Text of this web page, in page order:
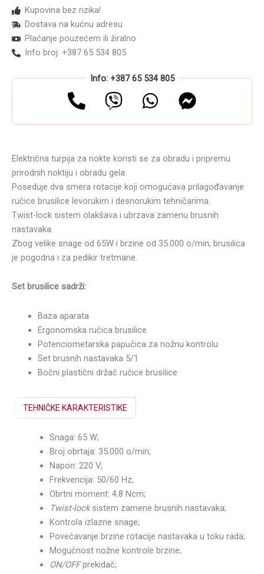
količina
Kupovina bez rizika!
Dostava na kućnu adresu
Plaćanje pouzećem ili žiralno
Info broj: +387 65 534 805
Info: +387 65 534 805
Električna turpija za nokte koristi se za obradu i pripremu
prirodnih noktiju i obradu gela.
Poseduje dva smera rotacije koji omogućava prilagođavanje
ručice brusilice levorukim i desnorukim tehničarima.
Twist-lock sistem olakšava i ubrzava zamenu brusnih
nastavaka.
Zbog velike snage od 65W i brzine od 35.000 o/min, brusilica
je pogodna i za pedikir tretmane.
Set brusilice sadrži:
Baza aparata
Ergonomska ručica brusilice
Potenciometarska papučica za nožnu kontrolu
Set brusnih nastavaka 5/1
Bočni plastični držač ručice brusilice
TEHNIČKE KARAKTERISTIKE
Snaga: 65 W;
Broj obrtaja: 35.000 o/min;
Napon: 220 V;
Frekvencija: 50/60 Hz;
Obrtni moment: 4.8 Ncm;
Twist-locksistem zamene brusnih nastavaka;
Kontrola izlazne snage;
Povećavanje brzine rotacije nastavaka u toku rada;
Mogućnost nožne kontrole brzine;
ON/OFFprekidač;